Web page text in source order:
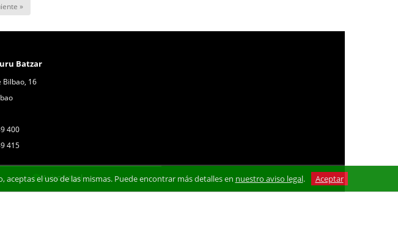
»
Batzar
Bilbao, 16
400
415
Aviso Legal
el uso de las mismas. Puede encontrar más detalles en nuestro aviso legal. Aceptar